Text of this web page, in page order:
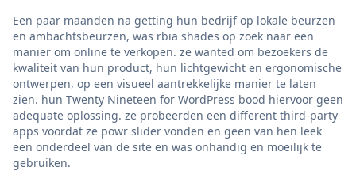
Een paar maanden na getting hun bedrijf op lokale beurzen
en ambachtsbeurzen, was rbia shades op zoek naar een
manier om online te verkopen. ze wanted om bezoekers de
kwaliteit van hun product, hun lichtgewicht en ergonomische
ontwerpen, op een visueel aantrekkelijke manier te laten
zien. hun Twenty Nineteen for WordPress bood hiervoor geen
adequate oplossing. ze probeerden een different third-party
apps voordat ze powr slider vonden en geen van hen leek
een onderdeel van de site en was onhandig en moeilijk te
gebruiken.